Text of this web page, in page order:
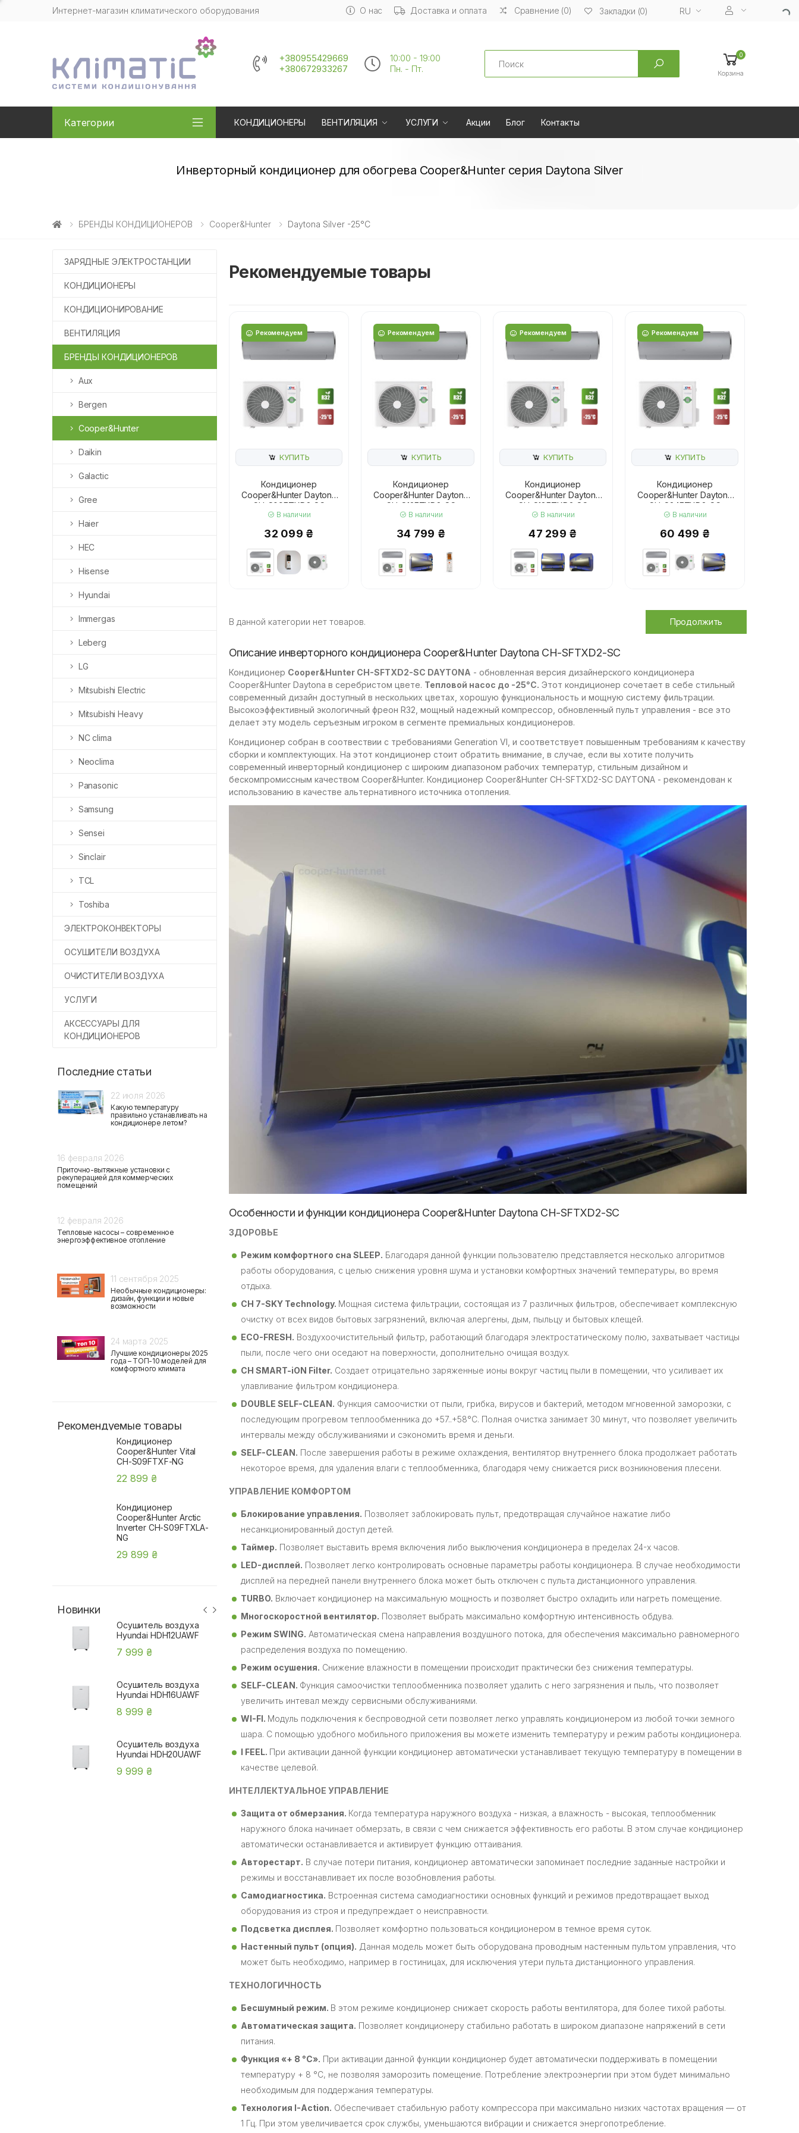
Интернет-магазин климатического оборудования О нас Доставка и оплата Сравнение (0) Закладки (0) RU
+380955429669
+380672933267
10:00 - 19:00
Пн. - Пт.
Search 0
Корзина
Категории КОНДИЦИОНЕРЫ ВЕНТИЛЯЦИЯ УСЛУГИ Акции Блог Контакты
Инверторный кондиционер для обогрева Cooper&Hunter серия Daytona Silver
БРЕНДЫ КОНДИЦИОНЕРОВ Cooper&Hunter Daytona Silver -25°C
ЗАРЯДНЫЕ ЭЛЕКТРОСТАНЦИИ
КОНДИЦИОНЕРЫ
КОНДИЦИОНИРОВАНИЕ
ВЕНТИЛЯЦИЯ
БРЕНДЫ КОНДИЦИОНЕРОВ
Aux
Bergen
Cooper&Hunter
Daikin
Galactic
Gree
Haier
HEC
Hisense
Hyundai
Immergas
Leberg
LG
Mitsubishi Electric
Mitsubishi Heavy
NC clima
Neoclima
Panasonic
Samsung
Sensei
Sinclair
TCL
Toshiba
ЭЛЕКТРОКОНВЕКТОРЫ
ОСУШИТЕЛИ ВОЗДУХА
ОЧИСТИТЕЛИ ВОЗДУХА
УСЛУГИ
АКСЕССУАРЫ ДЛЯ
КОНДИЦИОНЕРОВ
Последние статьи
22 июля 2026
Какую температуру
правильно устанавливать на
кондиционере летом?
16 февраля 2026
Приточно-вытяжные установки с
рекуперацией для коммерческих
помещений
12 февраля 2026
Тепловые насосы – современное
энергоэффективное отопление
11 сентября 2025
Необычные кондиционеры:
дизайн, функции и новые
возможности
24 марта 2025
Лучшие кондиционеры 2025
года – ТОП-10 моделей для
комфортного климата
Рекомендуемые товары
Кондиционер
Cooper&Hunter Vital
CH-S09FTXF-NG
22 899 ₴
Кондиционер
Cooper&Hunter Arctic
Inverter CH-S09FTXLA-
NG
29 899 ₴
Новинки
Осушитель воздуха
Hyundai HDH12UAWF
7 999 ₴
Осушитель воздуха
Hyundai HDH16UAWF
8 999 ₴
Осушитель воздуха
Hyundai HDH20UAWF
9 999 ₴
Hyundai HDH30UA
10 599 ₴
Рекуператор Prana -
150
Портативная зарядная
станция BLUETTI EB3A
600W
15 999 ₴
Рекомендуемые товары
Рекомендуем
КУПИТЬ
Кондиционер
Cooper&Hunter Daytona
CH-S09FTXD2-SC
В наличии
32 099 ₴
Рекомендуем
КУПИТЬ
Кондиционер
Cooper&Hunter Daytona
CH-S12FTXD2-SC
В наличии
34 799 ₴
Рекомендуем
КУПИТЬ
Кондиционер
Cooper&Hunter Daytona
CH-S18FTXD2-SC
В наличии
47 299 ₴
Рекомендуем
КУПИТЬ
Кондиционер
Cooper&Hunter Daytona
CH-S24FTXD2-SC
В наличии
60 499 ₴
В данной категории нет товаров. Продолжить
Описание инверторного кондиционера Cooper&Hunter Daytona CH-SFTXD2-SC
Кондиционер Cooper&Hunter CH-SFTXD2-SC DAYTONA - обновленная версия дизайнерского кондиционера
Cooper&Hunter Daytona в серебристом цвете. Тепловой насос до -25°С. Этот кондиционер сочетает в себе стильный
современный дизайн доступный в нескольких цветах, хорошую функциональность и мощную систему фильтрации.
Высокоэффективный экологичный фреон R32, мощный надежный компрессор, обновленный пульт управления - все это
делает эту модель серъезным игроком в сегменте премиальных кондиционеров.
Кондиционер собран в соотвествии с требованиями Generation VI, и соответствует повышенным требованиям к качеству
сборки и комплектующих. На этот кондиционер стоит обратить внимание, в случае, если вы хотите получить
современный инверторный кондиционер с широким диапазоном рабочих температур, стильным дизайном и
бескомпромиссным качеством Cooper&Hunter. Кондиционер Cooper&Hunter CH-SFTXD2-SC DAYTONA - рекомендован к
использованию в качестве альтернативного источника отопления.
Особенности и функции кондиционера Cooper&Hunter Daytona CH-SFTXD2-SC
ЗДОРОВЬЕ
Режим комфортного сна SLEEP. Благодаря данной функции пользователю представляется несколько алгоритмов
работы оборудования, с целью снижения уровня шума и установки комфортных значений температуры, во время
отдыха.
CH 7-SKY Technology. Мощная система фильтрации, состоящая из 7 различных фильтров, обеспечивает комплексную
очистку от всех видов бытовых загрязнений, включая алергены, дым, пыльцу и бытовых клещей.
ECO-FRESH. Воздухоочистительный фильтр, работающий благодаря электростатическому полю, захватывает частицы
пыли, после чего они оседают на поверхности, дополнительно очищая воздух.
CH SMART-iON Filter. Создает отрицательно заряженные ионы вокруг частиц пыли в помещении, что усиливает их
улавливание фильтром кондиционера.
DOUBLE SELF-CLEAN. Функция самоочистки от пыли, грибка, вирусов и бактерий, методом мгновенной заморозки, с
последующим прогревом теплообменника до +57..+58°C. Полная очистка занимает 30 минут, что позволяет увеличить
интервалы между обслуживаниями и сэкономить время и деньги.
SELF-CLEAN. После завершения работы в режиме охлаждения, вентилятор внутреннего блока продолжает работать
некоторое время, для удаления влаги с теплообменника, благодаря чему снижается риск возникновения плесени.
УПРАВЛЕНИЕ КОМФОРТОМ
Блокирование управления. Позволяет заблокировать пульт, предотвращая случайное нажатие либо
несанкционированный доступ детей.
Таймер. Позволяет выставить время включения либо выключения кондиционера в пределах 24-х часов.
LED-дисплей. Позволяет легко контролировать основные параметры работы кондиционера. В случае необходимости
дисплей на передней панели внутреннего блока может быть отключен с пульта дистанционного управления.
TURBO. Включает кондиционер на максимальную мощность и позволяет быстро охладить или нагреть помещение.
Многоскоростной вентилятор. Позволяет выбрать максимально комфортную интенсивность обдува.
Режим SWING. Автоматическая смена направления воздушного потока, для обеспечения максимально равномерного
распределения воздуха по помещению.
Режим осушения. Снижение влажности в помещении происходит практически без снижения температуры.
SELF-CLEAN. Функция самоочистки теплообменника позволяет удалить с него загрязнения и пыль, что позволяет
увеличить интевал между сервисными обслуживаниями.
WI-FI. Модуль подключения к беспроводной сети позволяет легко управлять кондиционером из любой точки земного
шара. С помощью удобного мобильного приложения вы можете изменить температуру и режим работы кондиционера.
I FEEL. При активации данной функции кондиционер автоматически устанавливает текущую температуру в помещении в
качестве целевой.
ИНТЕЛЛЕКТУАЛЬНОЕ УПРАВЛЕНИЕ
Защита от обмерзания. Когда температура наружного воздуха - низкая, а влажность - высокая, теплообменник
наружного блока начинает обмерзать, в связи с чем снижается эффективность его работы. В этом случае кондиционер
автоматически останавливается и активирует функцию оттаивания.
Авторестарт. В случае потери питания, кондиционер автоматически запоминает последние заданные настройки и
режимы и восстанавливает их после возобновления работы.
Самодиагностика. Встроенная система самодиагностики основных функций и режимов предотвращает выход
оборудования из строя и предупреждает о неисправности.
Подсветка дисплея. Позволяет комфортно пользоваться кондиционером в темное время суток.
Настенный пульт (опция). Данная модель может быть оборудована проводным настенным пультом управления, что
может быть необходимо, например в гостиницах, для исключения утери пульта дистанционного управления.
ТЕХНОЛОГИЧНОСТЬ
Бесшумный режим. В этом режиме кондиционер снижает скорость работы вентилятора, для более тихой работы.
Автоматическая защита. Позволяет кондиционеру стабильно работать в широком диапазоне напряжений в сети
питания.
Функция «+ 8 °C». При активации данной функции кондиционер будет автоматически поддерживать в помещении
температуру + 8 °C, не позволяя заморозить помещение. Потребление электроэнергии при этом будет минимально
необходимым для поддержания температуры.
Технология I-Action. Обеспечивает стабильную работу компрессора при максимально низких частотах вращения — от
1 Гц. При этом увеличивается срок службы, уменьшаются вибрации и снижается энергопотребление.